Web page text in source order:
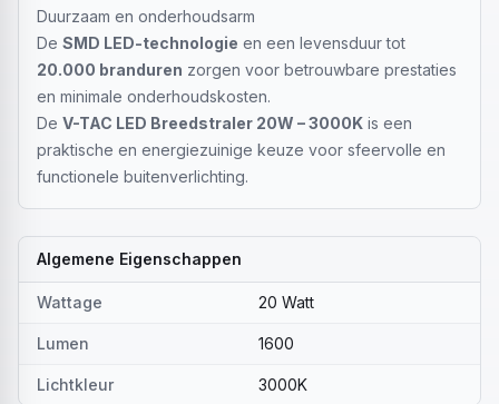
Duurzaam en onderhoudsarm
De SMD LED-technologie en een levensduur tot
20.000 branduren zorgen voor betrouwbare prestaties
en minimale onderhoudskosten.
De V-TAC LED Breedstraler 20W – 3000K is een
praktische en energiezuinige keuze voor sfeervolle en
functionele buitenverlichting.
Algemene Eigenschappen
Wattage 20 Watt
Lumen 1600
Lichtkleur 3000K